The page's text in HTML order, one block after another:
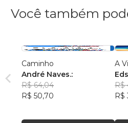
Você também
Caminho
André Naves.:
R$ 64,04
R$ 50,70
A
R$
R$